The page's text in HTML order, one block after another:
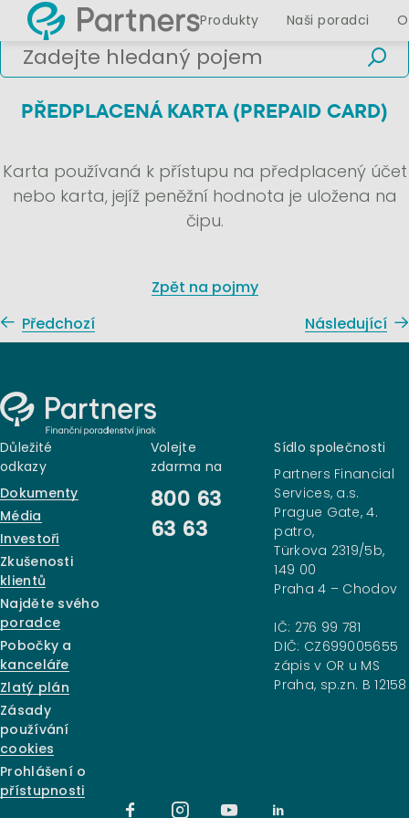
Produkty Naši poradci
PŘEDPLACENÁ KARTA (PREPAID CARD)
Karta používaná k přístupu na předplacený účet
nebo karta, jejíž peněžní hodnota je uložena na
čipu.
Zpět na pojmy
Předchozí
Následující
Důležité
odkazy
Dokumenty
Média
Investoři
Zkušenosti
klientů
Najděte svého
poradce
Pobočky a
kanceláře
Zlatý plán
Zásady
používání
cookies
Prohlášení o
přístupnosti
Volejte
zdarma na
800 63
63 63
Sídlo společnosti
Partners Financial
Services, a.s.
Prague Gate, 4.
patro,
Türkova 2319/5b,
149 00
Praha 4 – Chodov
IČ: 276 99 781
DIČ: CZ699005655
zápis v OR u MS
Praha, sp.zn. B 12158